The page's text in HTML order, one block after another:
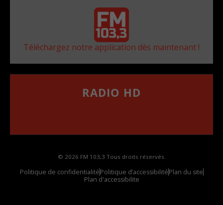
Téléchargez notre application dès maintenant !
RADIO HD
© 2026 FM 103,3 Tous droits réservés.
Politique de confidentialitéPolitique d’accessibilitéPlan du site
Plan d'accessibilite